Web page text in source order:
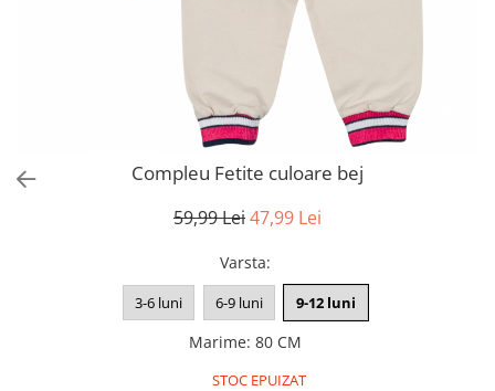
Compleu Fetite culoare bej
59,99 Lei47,99 Lei
Varsta:
3-6 luni 6-9 luni 9-12 luni
Marime: 80 CM
STOC EPUIZAT